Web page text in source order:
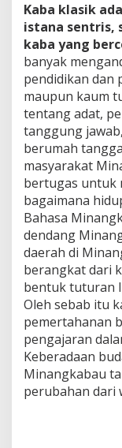
Kaba klasik
istana sentris,
kaba yang
banyak
pendidikan dan
maupun kaum
tentang adat,
tanggung
berumah
masyarakat
bertugas untuk
bagaimana
Bahasa
dendang
daerah di
berangkat dari
bentuk tuturan
Oleh sebab itu
pemertahanan
pengajaran
Keberadaan
Minangkabau
perubahan dari